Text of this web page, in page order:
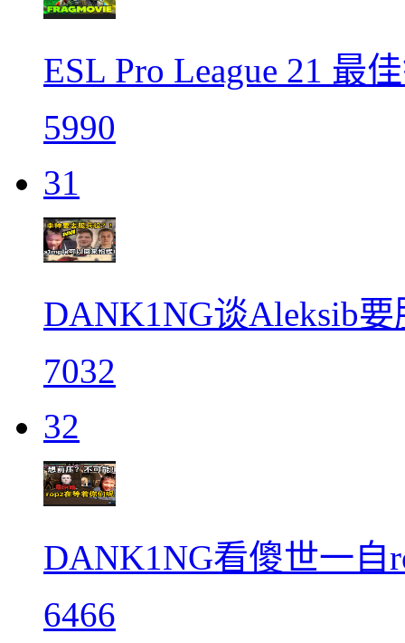
ESL Pro League 21 最
5990
31
DANK1NG谈Aleksib
7032
32
DANK1NG看傻世一自
6466